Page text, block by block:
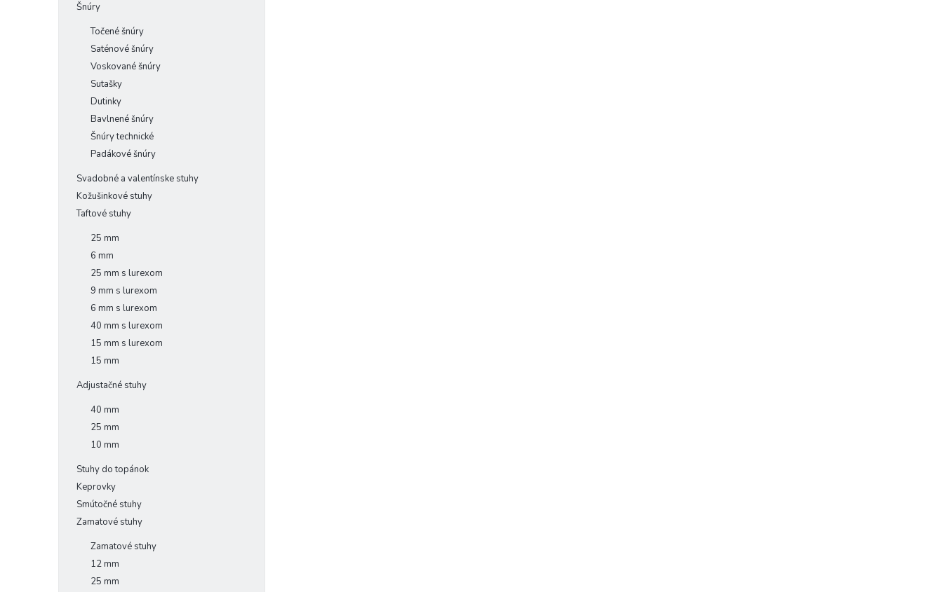
Šnúry
Točené šnúry
Saténové šnúry
Voskované šnúry
Sutašky
Dutinky
Bavlnené šnúry
Šnúry technické
Padákové šnúry
Svadobné a valentínske stuhy
Kožušinkové stuhy
Taftové stuhy
25 mm
6 mm
25 mm s lurexom
9 mm s lurexom
6 mm s lurexom
40 mm s lurexom
15 mm s lurexom
15 mm
Adjustačné stuhy
40 mm
25 mm
10 mm
Stuhy do topánok
Keprovky
Smútočné stuhy
Zamatové stuhy
Zamatové stuhy
12 mm
25 mm